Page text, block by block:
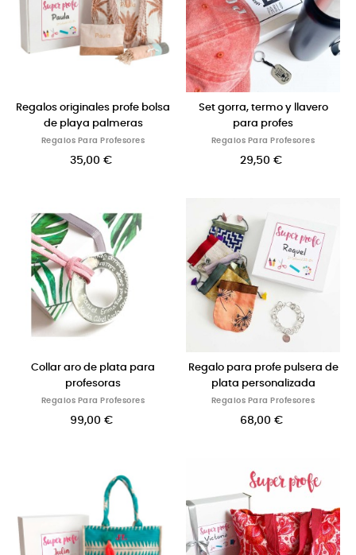
Regalos originales profe bolsa
de playa palmeras
Regalos Para Profesores
35,00 €
Set gorra, termo y llavero
para profes
Regalos Para Profesores
29,50 €
Collar aro de plata para
profesoras
Regalos Para Profesores
99,00 €
Regalo para profe pulsera de
plata personalizada
Regalos Para Profesores
68,00 €